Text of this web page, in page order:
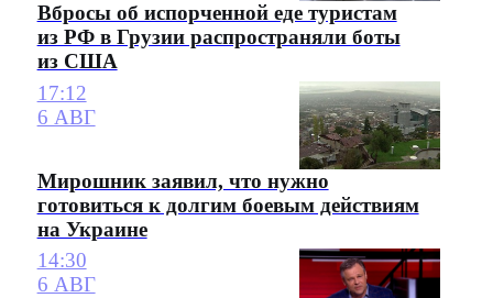
Вбросы об испорченной еде туристам
из РФ в Грузии распространяли боты
из США
17:12
6 АВГ
Мирошник заявил, что нужно
готовиться к долгим боевым действиям
на Украине
14:30
6 АВГ